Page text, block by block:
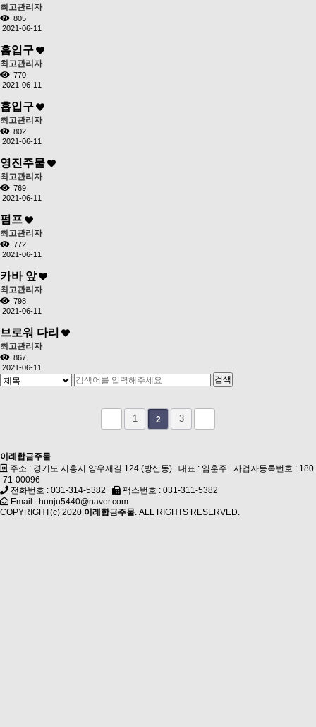
최고관리자
805
2021-06-11
흡입구
최고관리자
770
2021-06-11
흡입구
최고관리자
802
2021-06-11
영진주물
최고관리자
769
2021-06-11
펌프
최고관리자
772
2021-06-11
카바 앞
최고관리자
798
2021-06-11
브로워 다리
최고관리자
867
2021-06-11
1 2 3
이레합금주물
주소 : 경기도 시흥시 양우재길 124 (방산동) 대표 : 임훈주 사업자등록번호 : 180
-71-00096
전화번호 : 031-314-5382
팩스번호 : 031-311-5382
Email : hunju5440@naver.com
COPYRIGHT(c) 2020 이레합금주물. ALL RIGHTS RESERVED.